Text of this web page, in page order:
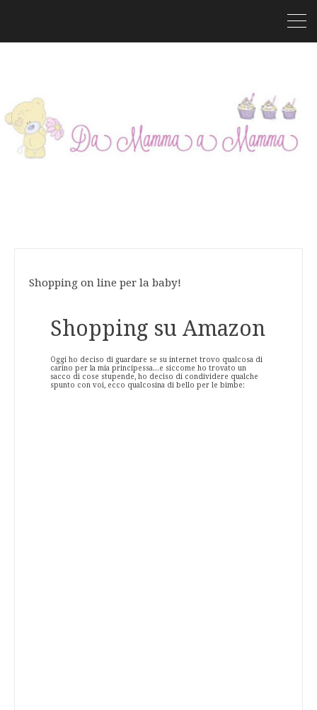
Shopping on line per la baby!
Shopping su Amazon
Oggi ho deciso di guardare se su internet trovo qualcosa di
carino per la mia principessa...e siccome ho trovato un
sacco di cose stupende, ho deciso di condividere qualche
spunto con voi, ecco qualcosina di bello per le bimbe: